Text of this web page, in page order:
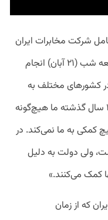
شرکت مخابرات ایران
در گفت‌وگو با شبکه خبر تلویزیون که جمعه شب (۲۱ آبان) انجام
کشورهای مختلف به
شرکت‌های مخابراتی می‌کنند گفت: «در ۱۲ سال گذشته ما هیچ‌گونه
کمکی به ما نمی‌کند. در
ولی دولت به دلیل
کمک می‌کنند.»
که از زمان